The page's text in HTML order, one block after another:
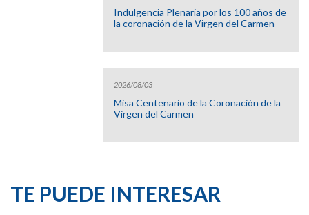
Indulgencia Plenaria por los 100 años de
la coronación de la Virgen del Carmen
2026/08/03
Misa Centenario de la Coronación de la
Virgen del Carmen
TE PUEDE INTERESAR